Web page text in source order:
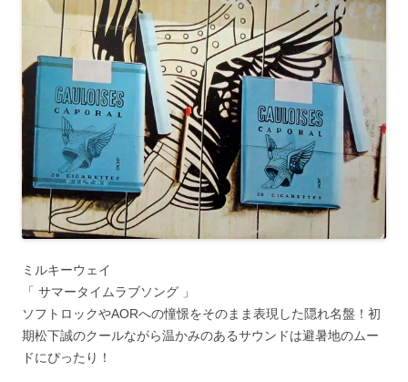
ミルキーウェイ
「 サマータイムラブソング 」
ソフトロックやAORへの憧憬をそのまま表現した隠れ名盤！初
期松下誠のクールながら温かみのあるサウンドは避暑地のムー
ドにぴったり！